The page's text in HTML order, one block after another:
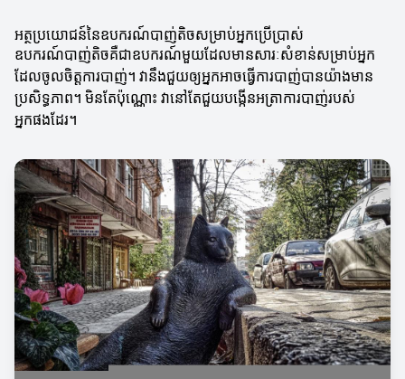
អត្ថប្រយោជន៍នៃឧបករណ៍បាញ់តិចសម្រាប់អ្នកប្រើប្រាស់
ឧបករណ៍បាញ់តិចគឺជាឧបករណ៍មួយដែលមានសារៈសំខាន់សម្រាប់អ្នក
ដែលចូលចិត្តការបាញ់។ វានឹងជួយឲ្យអ្នកអាចធ្វើការបាញ់បានយ៉ាងមាន
ប្រសិទ្ធភាព។ មិនតែប៉ុណ្ណោះ វានៅតែជួយបង្កើនអត្រាការបាញ់របស់
អ្នកផងដែរ។